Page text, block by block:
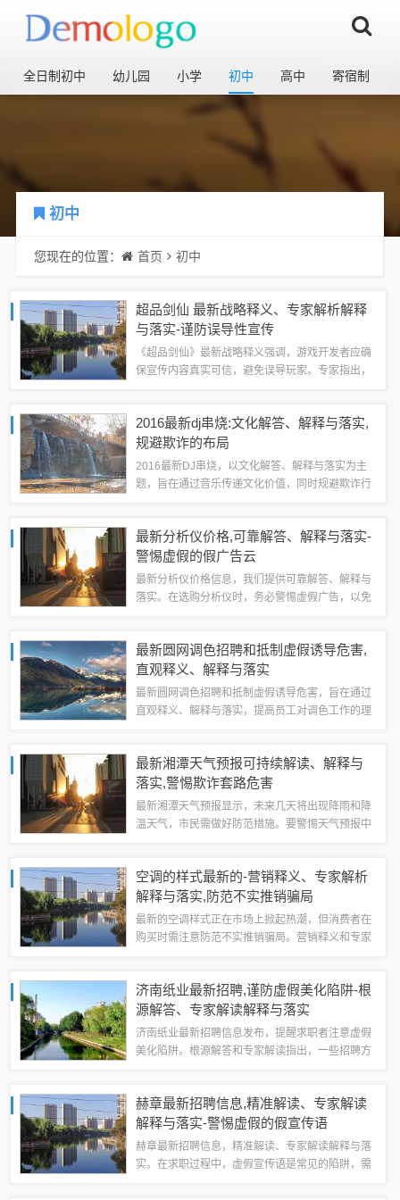
全日制初中 幼儿园 小学 初中 高中 寄宿制
初中
您现在的位置： 首页 初中
超品剑仙 最新战略释义、专家解析解释
与落实​-谨防误导性宣传
《超品剑仙》最新战略释义强调，游戏开发者应确
保宣传内容真实可信，避免误导玩家。专家指出，
符。玩家也应提高辨别能力，避免被虚假宣传所...
2016最新dj串烧:文化解答、解释与落实,
规避欺诈的布局
2016最新DJ串烧，以文化解答、解释与落实为主
题，旨在通过音乐传递文化价值，同时规避欺诈行
通过音乐的力量，引导听众思考文化意义...
最新分析仪价格,可靠解答、解释与落实-
警惕虚假的假广告云
最新分析仪价格信息，我们提供可靠解答、解释与
落实。在选购分析仪时，务必警惕虚假广告，以免
专业的技术支持和售后服务，确保您的设备始...
最新圆网调色招聘和抵制虚假诱导危害,
直观释义、解释与落实
最新圆网调色招聘和抵制虚假诱导危害，旨在通过
直观释义、解释与落实，提高员工对调色工作的理
们坚决抵制任何形式的虚假诱导，保护员工与...
最新湘潭天气预报可持续解读、解释与
落实,警惕欺诈套路危害
最新湘潭天气预报显示，未来几天将出现降雨和降
温天气，市民需做好防范措施。要警惕天气预报中
民的生命财产安全。市民也应提高警惕，不轻...
空调的样式最新的-营销释义、专家解析
解释与落实,防范不实推销骗局
最新的空调样式正在市场上掀起热潮，但消费者在
购买时需注意防范不实推销骗局。营销释义和专家
者。消费者在购买空调时应仔细核对产品参数...
济南纸业最新招聘,谨防虚假美化陷阱-根
源解答、专家解读解释与落实
济南纸业最新招聘信息发布，提醒求职者注意虚假
美化陷阱。根源解答和专家解读指出，一些招聘方
择，了解公司背景、职位真实情况，避免被虚假
信...
赫章最新招聘信息,精准解读、专家解读
解释与落实-警惕虚假的假宣传语
赫章最新招聘信息，精准解读、专家解读解释与落
实。在求职过程中，虚假宣传语是常见的陷阱，需